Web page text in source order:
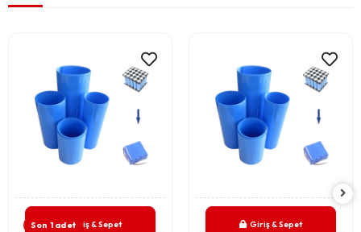
Son 1 adetGiriş & Sepet Giriş & Sepet